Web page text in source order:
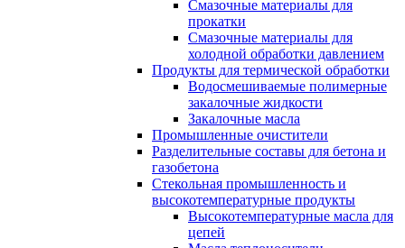
Смазочные материалы для
прокатки
Смазочные материалы для
холодной обработки давлением
Продукты для термической обработки
Водосмешиваемые полимерные
закалочные жидкости
Закалочные масла
Промышленные очистители
Разделительные составы для бетона и
газобетона
Стекольная промышленность и
высокотемпературные продукты
Высокотемпературные масла для
цепей